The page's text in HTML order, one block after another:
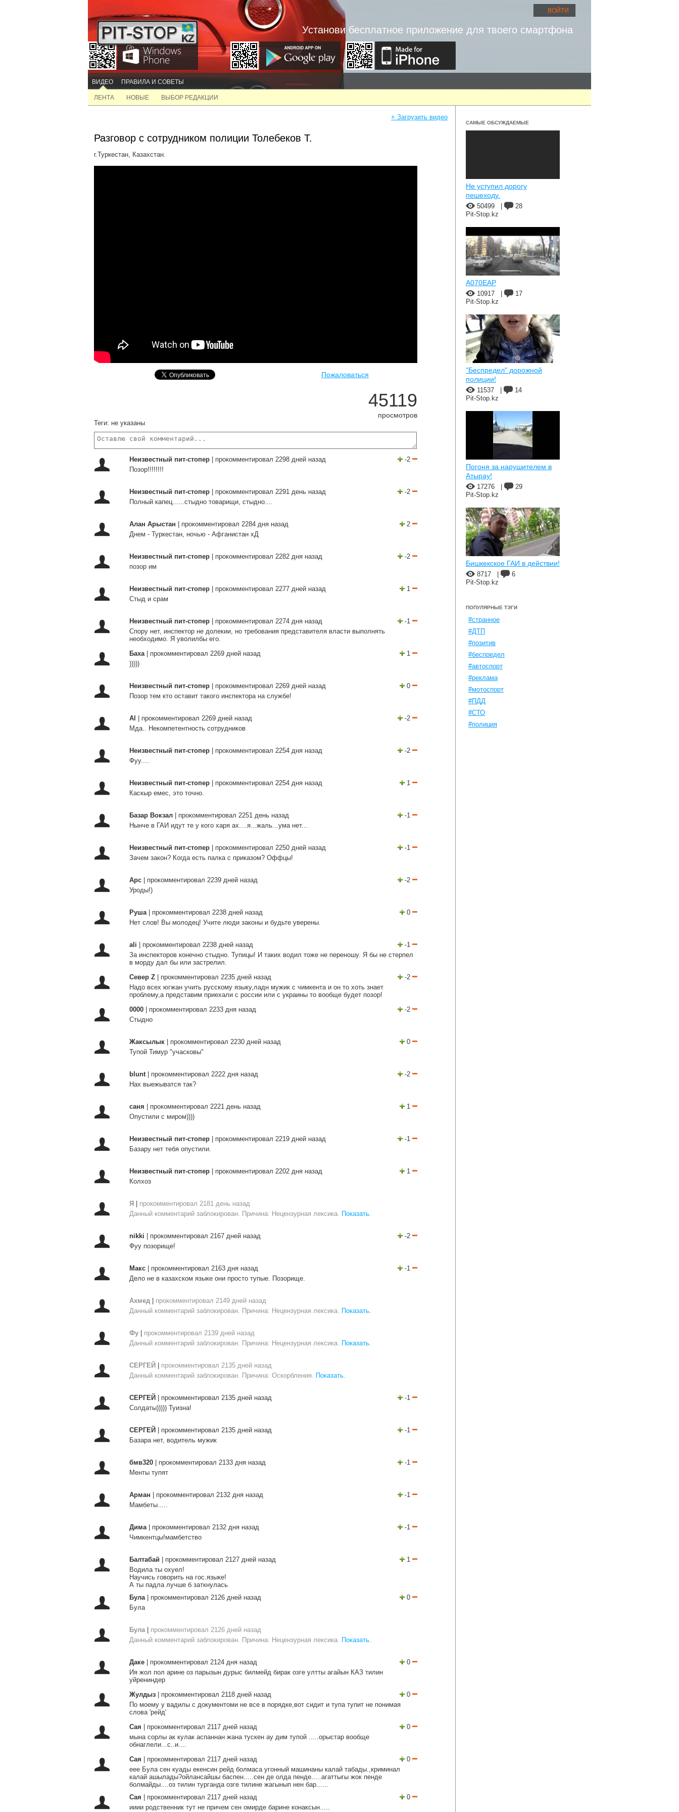
ВОЙТИ
Установи бесплатное приложение для твоего смартфона
ВИДЕО ПРАВИЛА И СОВЕТЫ
ЛЕНТА НОВЫЕ ВЫБОР РЕДАКЦИИ
+ Загрузить видео
Разговор с сотрудником полиции Толебеков Т.
г.Туркестан, Казахстан.
Пожаловаться
45119
просмотров
Теги: не указаны
-2
Неизвестный пит-стопер
прокомментировал 2298 дней назад
Позор!!!!!!!!
-2
Неизвестный пит-стопер
прокомментировал 2291 день назад
Полный капец......стыдно товарищи, стыдно....
2
Алан Арыстан
прокомментировал 2284 дня назад
Днем - Туркестан, ночью - Афганистан хД
-2
Неизвестный пит-стопер
прокомментировал 2282 дня назад
позор им
1
Неизвестный пит-стопер
прокомментировал 2277 дней назад
Стыд и срам
-1
Неизвестный пит-стопер
прокомментировал 2274 дня назад
Спору нет, инспектор не долекии, но требования представителя власти выполнять
необходимо. Я уволилбы его.
1
Баха| прокомментировал 2269 дней назад
)))))
0
Неизвестный пит-стопер
прокомментировал 2269 дней назад
Позор тем кто оставит такого инспектора на службе!
-2
Al
прокомментировал 2269 дней назад
Мда.. Некомпетентность сотрудников
-2
Неизвестный пит-стопер
прокомментировал 2254 дня назад
Фуу....
1
Неизвестный пит-стопер
прокомментировал 2254 дня назад
Каскыр емес, это точно.
-1
Базар Вокзал
прокомментировал 2251 день назад
Нынче в ГАИ идут те у кого харя ах....я...жаль...ума нет...
-1
Неизвестный пит-стопер
прокомментировал 2250 дней назад
Зачем закон? Когда есть палка с приказом? Оффцы!
-2
Арс
прокомментировал 2239 дней назад
Уроды!)
0
Руша| прокомментировал 2238 дней назад
Нет слов! Вы молодец! Учите люди законы и будьте уверены.
-1
ali
прокомментировал 2238 дней назад
За инспекторов конечно стыдно. Тупицы! И таких водил тоже не переношу. Я бы не стерпел
в морду дал бы или застрелил.
-2
Север Z
прокомментировал 2235 дней назад
Надо всех югжан учить русскому языку,ладн мужик с чимкента и он то хоть знает
проблему,а представим приехали с россии или с украины то вообще будет позор!
-2
0000
прокомментировал 2233 дня назад
Стыдно
0
Жаксылык
прокомментировал 2230 дней назад
Тупой Тимур "учасковы"
-2
blunt| прокомментировал 2222 дня назад
Нах выежыватся так?
1
саня
прокомментировал 2221 день назад
Опустили с миром))))
-1
Неизвестный пит-стопер
прокомментировал 2219 дней назад
Базару нет тебя опустили.
1
Неизвестный пит-стопер
прокомментировал 2202 дня назад
Колхоз
Я
прокомментировал 2181 день назад
Данный комментарий заблокирован. Причина: Нецензурная лексика. Показать.
-2
nikki
прокомментировал 2167 дней назад
Фуу позорище!
-1
Макс
прокомментировал 2163 дня назад
Дело не в казахском языке они просто тупые. Позорище.
Ахмед
прокомментировал 2149 дней назад
Данный комментарий заблокирован. Причина: Нецензурная лексика. Показать.
Фу
прокомментировал 2139 дней назад
Данный комментарий заблокирован. Причина: Нецензурная лексика. Показать.
СЕРГЕЙ
прокомментировал 2135 дней назад
Данный комментарий заблокирован. Причина: Оскорбления. Показать.
-1
СЕРГЕЙ
прокомментировал 2135 дней назад
Солдаты))))) Туизна!
-1
СЕРГЕЙ
прокомментировал 2135 дней назад
Базара нет, водитель мужик
-1
бмв320
прокомментировал 2133 дня назад
Менты тупят
-1
Арман
прокомментировал 2132 дня назад
Мамбеты.....
-1
Дима| прокомментировал 2132 дня назад
Чимкентцы!мамбетство
1
Балтабай
прокомментировал 2127 дней назад
Водила ты охуел!
Научись говорить на гос.языке!
А ты падла лучше б заткнулась
0
Була| прокомментировал 2126 дней назад
Була
Була| прокомментировал 2126 дней назад
Данный комментарий заблокирован. Причина: Нецензурная лексика. Показать.
0
Даке
прокомментировал 2124 дня назад
Ия жол пол арине оз парызын дурыс билмейд бирак озге ултты агайын КАЗ тилин
уйрениндер
0
Жулдыз
прокомментировал 2118 дней назад
По моему у вадилы с документоми не все в порядке,вот сидит и тупа тупит не понимая
слова 'рейд'
0
Сая
прокомментировал 2117 дней назад
мына сорлы ак кулак аспаннан жана тускен ау дим тупой .....орыстар вообще
обнаглели...с..и....
0
Сая
прокомментировал 2117 дней назад
еее Була сен куады екенсин рейд болмаса угонный машинаны калай табады.,криминал
калай ашылады?ойлансайшы баспен.....сен де олда пенде.....агаттыгы жок пенде
болмайды....оз тилин турганда озге тилине жагынып нен бар......
0
Сая
прокомментировал 2117 дней назад
ииии родственник тут не причем сен омирде барине конаксын.....
САМЫЕ ОБСУЖДАЕМЫЕ
Не уступил дорогу
пешеходу.
50499
28
Pit-Stop.kz
A070EAP
10917
17
Pit-Stop.kz
"Беспредел" дорожной
полиции!
11537
14
Pit-Stop.kz
Погоня за нарушителем в
Атырау!
17276
29
Pit-Stop.kz
Бишкекское ГАИ в действии!
8717
6
Pit-Stop.kz
ПОПУЛЯРНЫЕ ТЭГИ
#странное
#ДТП
#позитив
#беспредел
#автоспорт
#реклама
#мотоспорт
#ПДД
#СТО
#полиция